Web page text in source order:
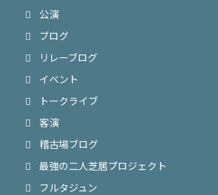
公演
ブログ
リレーブログ
イベント
トークライブ
客演
稽古場ブログ
最強の二人芝居プロジェクト
フルタジュン